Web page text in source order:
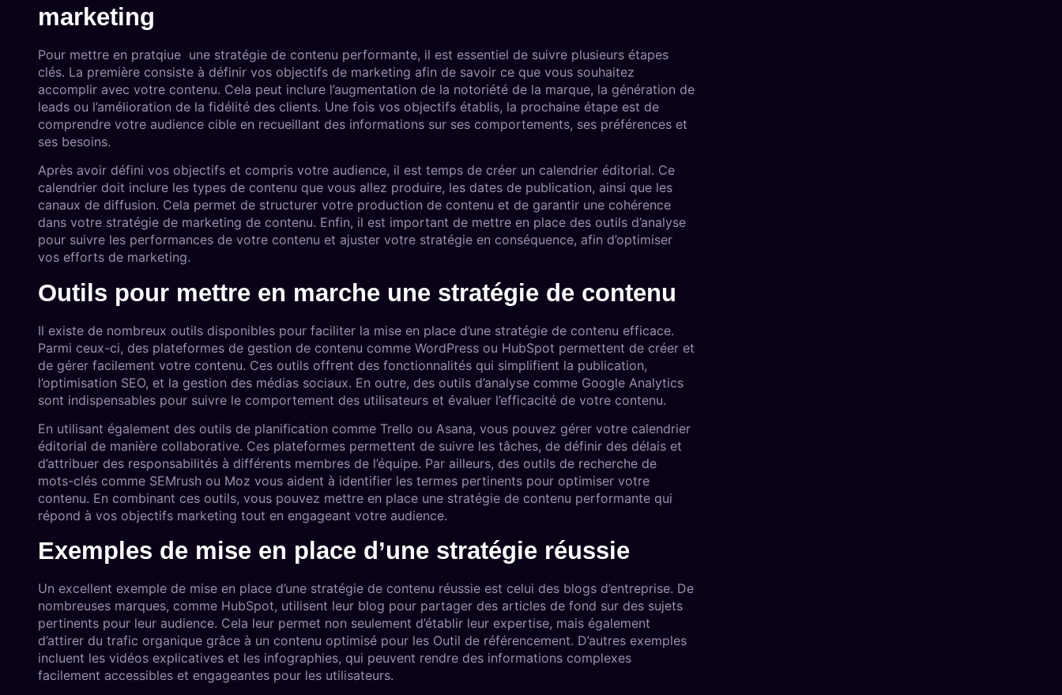
marketing
Pour mettre en pratqiue une stratégie de contenu performante, il est essentiel de suivre plusieurs étapes
clés. La première consiste à définir vos objectifs de marketing afin de savoir ce que vous souhaitez
accomplir avec votre contenu. Cela peut inclure l’augmentation de la notoriété de la marque, la génération de
leads ou l’amélioration de la fidélité des clients. Une fois vos objectifs établis, la prochaine étape est de
comprendre votre audience cible en recueillant des informations sur ses comportements, ses préférences et
ses besoins.
Après avoir défini vos objectifs et compris votre audience, il est temps de créer un calendrier éditorial. Ce
calendrier doit inclure les types de contenu que vous allez produire, les dates de publication, ainsi que les
canaux de diffusion. Cela permet de structurer votre production de contenu et de garantir une cohérence
dans votre stratégie de marketing de contenu. Enfin, il est important de mettre en place des outils d’analyse
pour suivre les performances de votre contenu et ajuster votre stratégie en conséquence, afin d’optimiser
vos efforts de marketing.
Outils pour mettre en marche une stratégie de contenu
Il existe de nombreux outils disponibles pour faciliter la mise en place d’une stratégie de contenu efficace.
Parmi ceux-ci, des plateformes de gestion de contenu comme WordPress ou HubSpot permettent de créer et
de gérer facilement votre contenu. Ces outils offrent des fonctionnalités qui simplifient la publication,
l’optimisation SEO, et la gestion des médias sociaux. En outre, des outils d’analyse comme Google Analytics
sont indispensables pour suivre le comportement des utilisateurs et évaluer l’efficacité de votre contenu.
En utilisant également des outils de planification comme Trello ou Asana, vous pouvez gérer votre calendrier
éditorial de manière collaborative. Ces plateformes permettent de suivre les tâches, de définir des délais et
d’attribuer des responsabilités à différents membres de l’équipe. Par ailleurs, des outils de recherche de
mots-clés comme SEMrush ou Moz vous aident à identifier les termes pertinents pour optimiser votre
contenu. En combinant ces outils, vous pouvez mettre en place une stratégie de contenu performante qui
répond à vos objectifs marketing tout en engageant votre audience.
Exemples de mise en place d’une stratégie réussie
Un excellent exemple de mise en place d’une stratégie de contenu réussie est celui des blogs d’entreprise. De
nombreuses marques, comme HubSpot, utilisent leur blog pour partager des articles de fond sur des sujets
pertinents pour leur audience. Cela leur permet non seulement d’établir leur expertise, mais également
d’attirer du trafic organique grâce à un contenu optimisé pour les Outil de référencement. D’autres exemples
incluent les vidéos explicatives et les infographies, qui peuvent rendre des informations complexes
facilement accessibles et engageantes pour les utilisateurs.